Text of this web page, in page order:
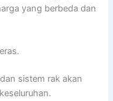
yang berbeda dan
sistem rak akan